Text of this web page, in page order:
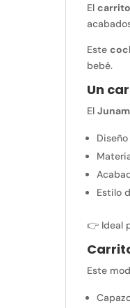
Elcarrito
Este
bebé.
Un
El
Estilo
👉 Ideal
Este